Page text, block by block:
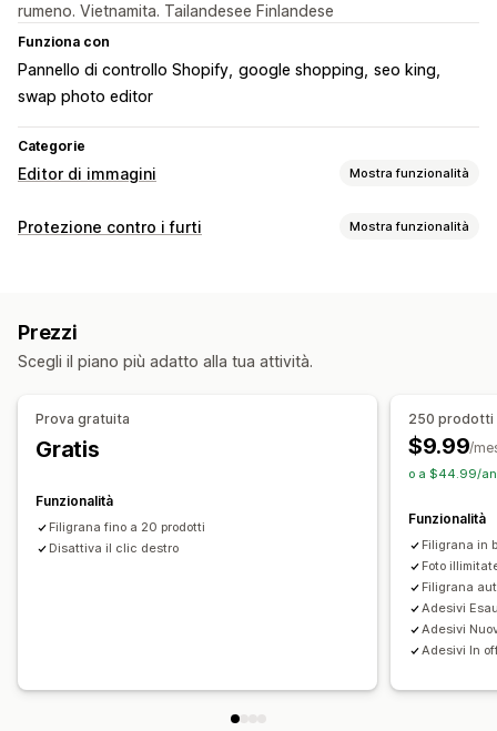
rumeno. Vietnamita. Tailandesee Finlandese
Funziona con
Pannello di controllo Shopify google shopping seo king
swap photo editor
Categorie
Editor di immagini Mostra funzionalità
Ottimizzazione delle immagini
Modifica in blocco
Testo alternativo
Nomi di file
Conversione del formato
Protezione contro i furti Mostra funzionalità
Prezzi
Scegli il piano più adatto alla tua attività.
Prova gratuita
Gratis
Funzionalità
Filigrana fino a 20 prodotti
Disattiva il clic destro
250 prodotti
$9.99/
o a $44.99/
Funzionalità
Filigrana in
Foto
Filigrana
Adesivi
Adesivi
Adesivi In